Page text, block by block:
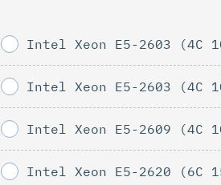
Intel Xeon E5-2603 (4C
Intel Xeon E5-2603 (4C
Intel Xeon E5-2609 (4C
Intel Xeon E5-2620 (6C